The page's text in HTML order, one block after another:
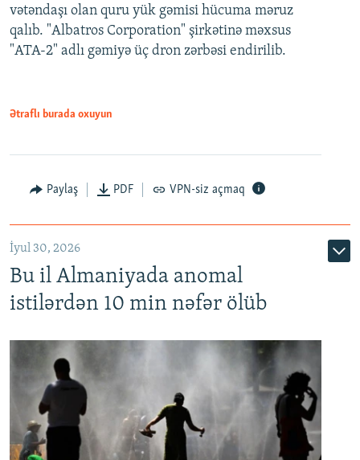
vətəndaşı olan quru yük gəmisi hücuma məruz
qalıb. "Albatros Corporation" şirkətinə məxsus
"ATA-2" adlı gəmiyə üç dron zərbəsi endirilib.
Ətraflı burada oxuyun
Paylaş PDF VPN-siz açmaq
İyul 30, 2026
Bu il Almaniyada anomal
istilərdən 10 min nəfər ölüb